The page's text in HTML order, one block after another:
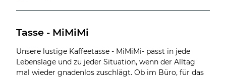
Tasse - MiMiMi
Unsere lustige Kaffeetasse - MiMiMi- passt in jede
Lebenslage und zu jeder Situation, wenn der Alltag
mal wieder gnadenlos zuschlägt. Ob im Büro, für das